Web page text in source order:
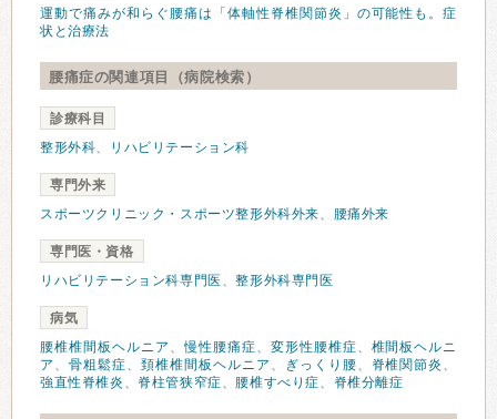
運動で痛みが和らぐ腰痛は「体軸性脊椎関節炎」の可能性も。症
状と治療法
腰痛症の関連項目（病院検索）
診療科目
整形外科、 リハビリテーション科
専門外来
スポーツクリニック・スポーツ整形外科外来、 腰痛外来
専門医・資格
リハビリテーション科専門医 、整形外科専門医
病気
腰椎椎間板ヘルニア 、慢性腰痛症、 変形性腰椎症、 椎間板ヘルニ
ア 、 骨粗鬆症、 頚椎椎間板ヘルニア 、 ぎっくり腰、 脊椎関節炎 、
強直性脊椎炎 、 脊柱管狭窄症、 腰椎すべり症、 脊椎分離症